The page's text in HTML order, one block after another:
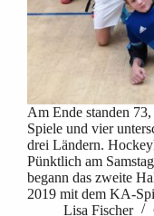
Am Ende standen
Spiele und vier
drei Ländern.
Pünktlich am
begann das zweite
2019 mit dem KA-
Lisa Fischer